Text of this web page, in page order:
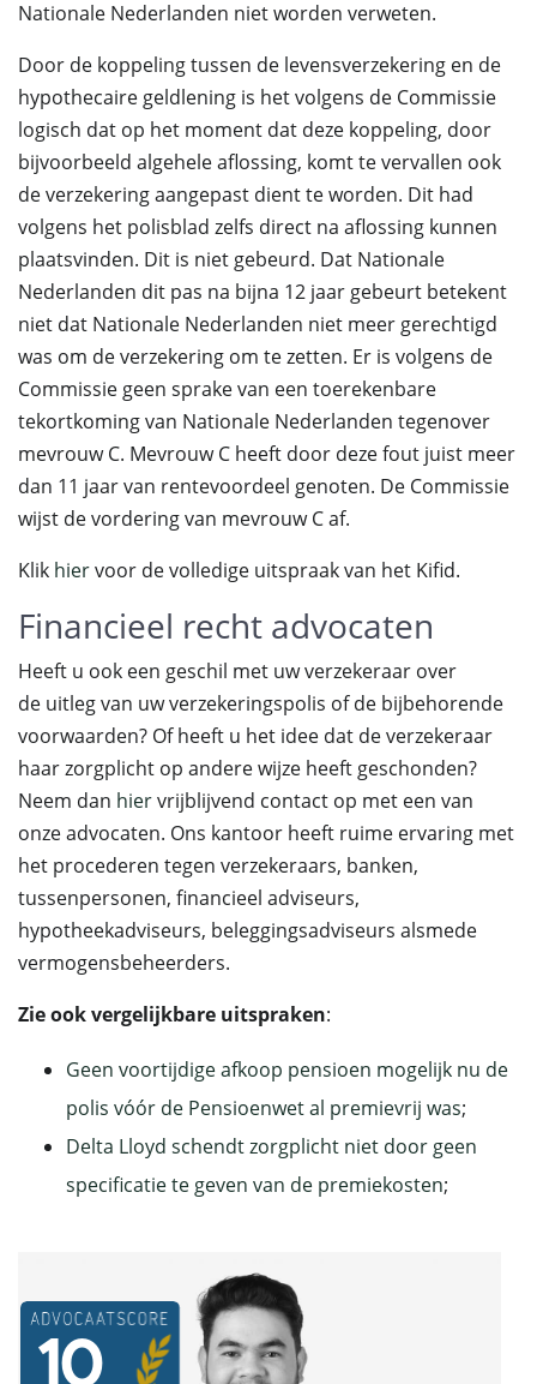
Nationale Nederlanden niet worden verweten.
Door de koppeling tussen de levensverzekering en de
hypothecaire geldlening is het volgens de Commissie
logisch dat op het moment dat deze koppeling, door
bijvoorbeeld algehele aflossing, komt te vervallen ook
de verzekering aangepast dient te worden. Dit had
volgens het polisblad zelfs direct na aflossing kunnen
plaatsvinden. Dit is niet gebeurd. Dat Nationale
Nederlanden dit pas na bijna 12 jaar gebeurt betekent
niet dat Nationale Nederlanden niet meer gerechtigd
was om de verzekering om te zetten. Er is volgens de
Commissie geen sprake van een toerekenbare
tekortkoming van Nationale Nederlanden tegenover
mevrouw C. Mevrouw C heeft door deze fout juist meer
dan 11 jaar van rentevoordeel genoten. De Commissie
wijst de vordering van mevrouw C af.
Klik hiervoor de volledige uitspraak van het Kifid.
Financieel recht advocaten
Heeft u ook een geschil met uw verzekeraar over
de uitleg van uw verzekeringspolis of de bijbehorende
voorwaarden? Of heeft u het idee dat de verzekeraar
haar zorgplicht op andere wijze heeft geschonden?
Neem dan hiervrijblijvend contact op met een van
onze advocaten. Ons kantoor heeft ruime ervaring met
het procederen tegen verzekeraars, banken,
tussenpersonen, financieel adviseurs,
hypotheekadviseurs, beleggingsadviseurs alsmede
vermogensbeheerders.
Zie ook vergelijkbare uitspraken:
Geen voortijdige afkoop pensioen mogelijk nu de
polis vóór de Pensioenwet al premievrij was;
Delta Lloyd schendt zorgplicht niet door geen
specificatie te geven van de premiekosten;